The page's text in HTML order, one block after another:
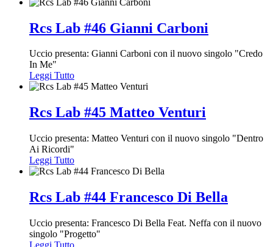
Rcs Lab #46 Gianni Carboni
Uccio presenta: Gianni Carboni con il nuovo singolo "Credo
In Me"
Leggi Tutto
Rcs Lab #45 Matteo Venturi
Uccio presenta: Matteo Venturi con il nuovo singolo "Dentro
Ai Ricordi"
Leggi Tutto
Rcs Lab #44 Francesco Di Bella
Uccio presenta: Francesco Di Bella Feat. Neffa con il nuovo
singolo "Progetto"
Leggi Tutto